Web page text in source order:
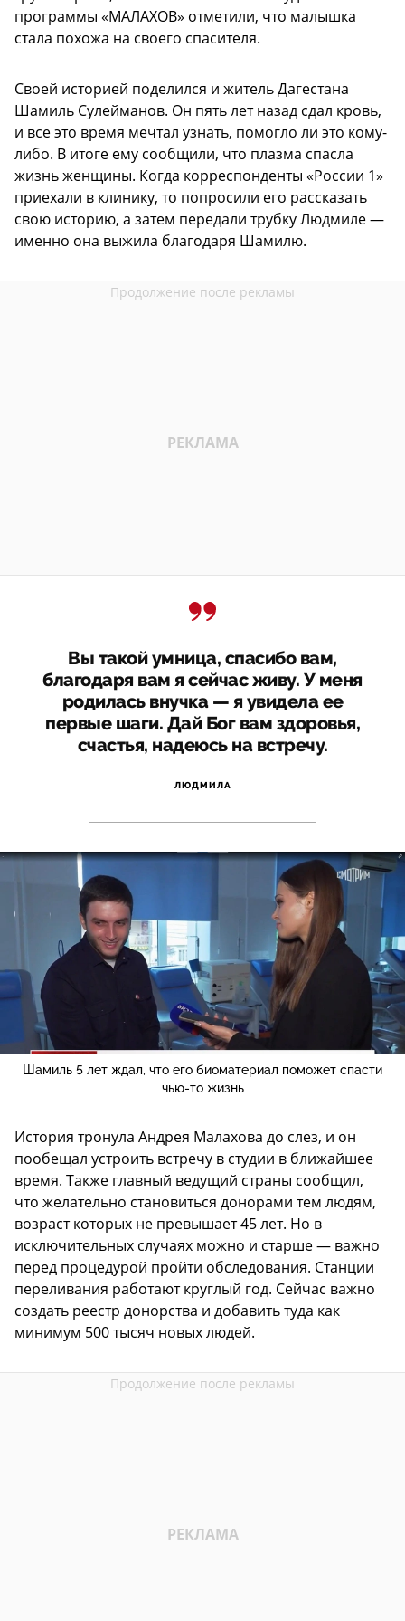
программы «МАЛАХОВ» отметили, что малышка
стала похожа на своего спасителя.
Своей историей поделился и житель Дагестана
Шамиль Сулейманов. Он пять лет назад сдал кровь,
и все это время мечтал узнать, помогло ли это кому-
либо. В итоге ему сообщили, что плазма спасла
жизнь женщины. Когда корреспонденты «России 1»
приехали в клинику, то попросили его рассказать
свою историю, а затем передали трубку Людмиле —
именно она выжила благодаря Шамилю.
Вы такой умница, спасибо вам,
благодаря вам я сейчас живу. У меня
родилась внучка — я увидела ее
первые шаги. Дай Бог вам здоровья,
счастья, надеюсь на встречу.
ЛЮДМИЛА
Шамиль 5 лет ждал, что его биоматериал поможет спасти
чью-то жизнь
История тронула Андрея Малахова до слез, и он
пообещал устроить встречу в студии в ближайшее
время. Также главный ведущий страны сообщил,
что желательно становиться донорами тем людям,
возраст которых не превышает 45 лет. Но в
исключительных случаях можно и старше — важно
перед процедурой пройти обследования. Станции
переливания работают круглый год. Сейчас важно
создать реестр донорства и добавить туда как
минимум 500 тысяч новых людей.